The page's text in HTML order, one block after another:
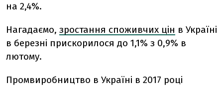
на 2,4%.
Нагадаємо, зростання споживчих цін в Україні
в березні прискорилося до 1,1% з 0,9% в
лютому.
Промвиробництво в Україні в 2017 році